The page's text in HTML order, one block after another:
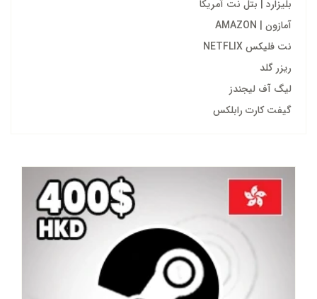
بلیزارد | بتل نت آمریکا
آمازون | AMAZON
نت فلیکس NETFLIX
ریزر گلد
لیگ آف لیجندز
گیفت کارت رابلکس